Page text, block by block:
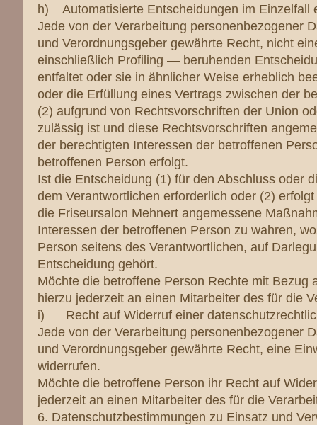
h) Automatisierte Entscheidungen im Einzelfall
Jede von der Verarbeitung personenbezogener
und Verordnungsgeber gewährte Recht, nicht
einschließlich Profiling — beruhenden
entfaltet oder sie in ähnlicher Weise erheblich
oder die Erfüllung eines Vertrags zwischen der
(2) aufgrund von Rechtsvorschriften der Union
zulässig ist und diese Rechtsvorschriften
der berechtigten Interessen der betroffenen
betroffenen Person erfolgt.
Ist die Entscheidung (1) für den Abschluss oder
dem Verantwortlichen erforderlich oder (2)
die Friseursalon Mehnert angemessene
Interessen der betroffenen Person zu wahren,
Person seitens des Verantwortlichen, auf
Entscheidung gehört.
Möchte die betroffene Person Rechte mit
hierzu jederzeit an einen Mitarbeiter des für die
i) Recht auf Widerruf einer
Jede von der Verarbeitung personenbezogener
und Verordnungsgeber gewährte Recht, eine
widerrufen.
Möchte die betroffene Person ihr Recht auf
jederzeit an einen Mitarbeiter des für die
6. Datenschutzbestimmungen zu Einsatz und